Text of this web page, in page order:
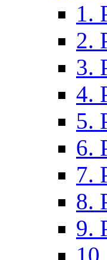
1.
2.
3.
4.
5.
6.
7.
8.
9.